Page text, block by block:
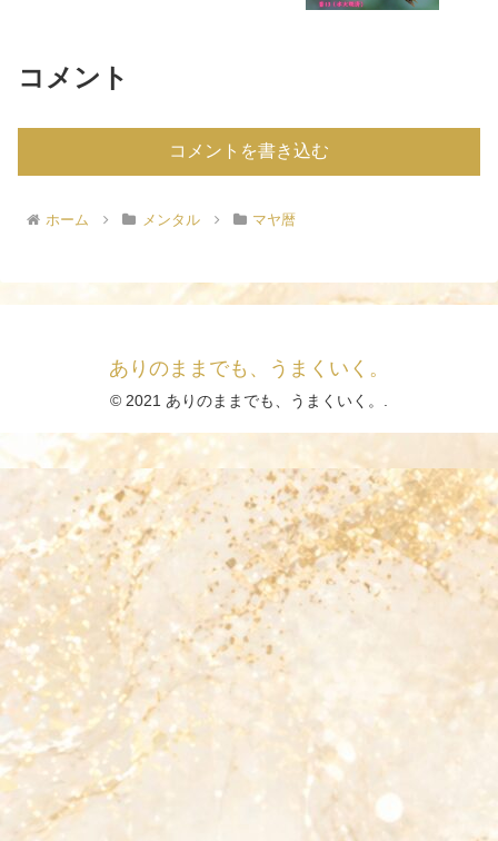
コメント
コメントを書き込む
ホーム メンタル マヤ暦
ありのままでも、うまくいく。
© 2021 ありのままでも、うまくいく。.